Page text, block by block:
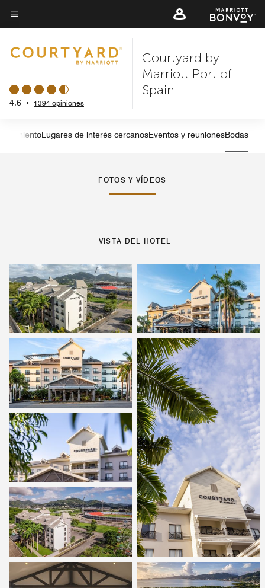
Skip
to
content
Texto del menú
4.6 • 1394 opiniones
Courtyard by
Marriott Port of
Spain
Flecha izquierda
Lugares de interés cercanosEventos y reunionesBodas
FOTOS Y VÍDEOS
VISTA DEL HOTEL